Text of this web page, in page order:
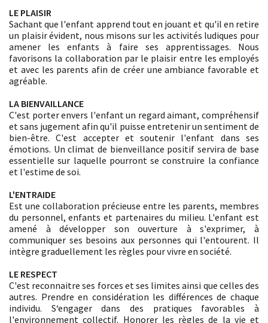
LE PLAISIR
Sachant que l'enfant apprend tout en jouant et qu'il en retire
un plaisir évident, nous misons sur les activités ludiques pour
amener les enfants à faire ses apprentissages. Nous
favorisons la collaboration par le plaisir entre les employés
et avec les parents afin de créer une ambiance favorable et
agréable.
LA BIENVAILLANCE
C'est porter envers l'enfant un regard aimant, compréhensif
et sans jugement afin qu'il puisse entretenir un sentiment de
bien-être. C'est accepter et soutenir l'enfant dans ses
émotions. Un climat de bienveillance positif servira de base
essentielle sur laquelle pourront se construire la confiance
et l'estime de soi.
L'ENTRAIDE
Est une collaboration précieuse entre les parents, membres
du personnel, enfants et partenaires du milieu. L'enfant est
amené à développer son ouverture à s'exprimer, à
communiquer ses besoins aux personnes qui l'entourent. Il
intègre graduellement les règles pour vivre en société.
LE RESPECT
C'est reconnaitre ses forces et ses limites ainsi que celles des
autres. Prendre en considération les différences de chaque
individu. S‘engager dans des pratiques favorables à
l'environnement collectif. Honorer les règles de la vie et